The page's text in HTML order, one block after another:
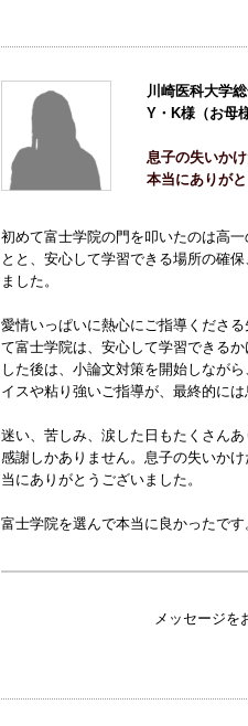
川崎医科大学
Y・K様（お母様
息子の失いか
本当にありがと
初めて富士学院の門を叩いたのは高
とと、安心して学習できる場所の確
ました。
愛情いっぱいに熱心にご指導くださ
て富士学院は、安心して学習できる
した後は、小論文対策を開始しなが
イスや粘り強いご指導が、最終的に
迷い、苦しみ、涙した日もたくさん
感謝しかありません。息子の失いか
当にありがとうございました。
富士学院を選んで本当に良かったです
メッセージを